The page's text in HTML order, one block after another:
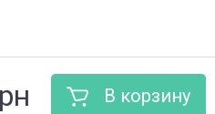
В корзину